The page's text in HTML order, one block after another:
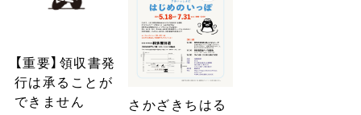
【重要】領収書発
行は承ることが
できません
さかざきちはる